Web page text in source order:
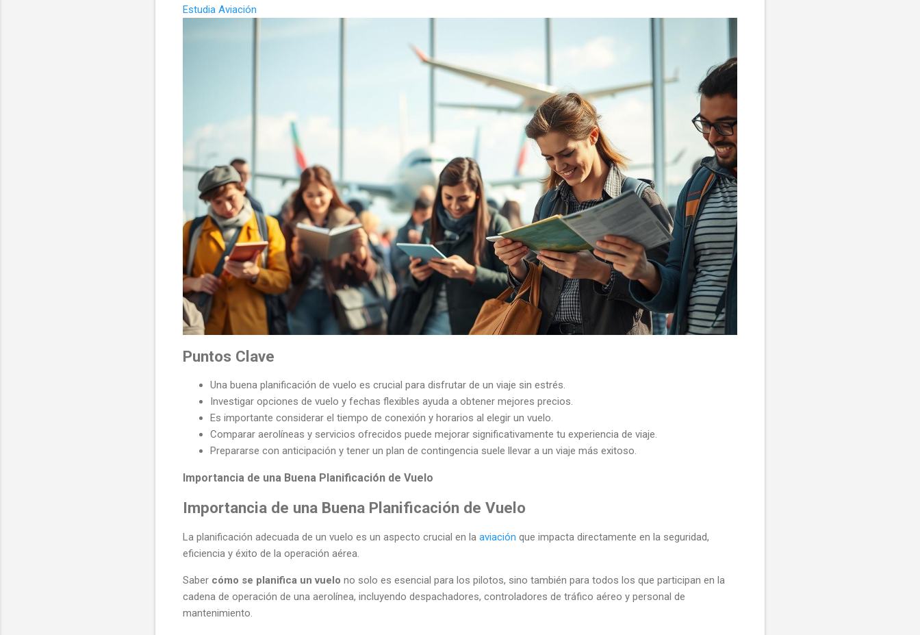
Estudia Aviación
Puntos Clave
Una buena planificación de vuelo es crucial para disfrutar de un viaje sin estrés.
Investigar opciones de vuelo y fechas flexibles ayuda a obtener mejores precios.
Es importante considerar el tiempo de conexión y horarios al elegir un vuelo.
Comparar aerolíneas y servicios ofrecidos puede mejorar significativamente tu experiencia de viaje.
Prepararse con anticipación y tener un plan de contingencia suele llevar a un viaje más exitoso.
Importancia de una Buena Planificación de Vuelo
Importancia de una Buena Planificación de Vuelo
La planificación adecuada de un vuelo es un aspecto crucial en la aviación que impacta directamente en la seguridad,
eficiencia y éxito de la operación aérea.
Saber cómo se planifica un vuelo no solo es esencial para los pilotos, sino también para todos los que participan en la
cadena de operación de una aerolínea, incluyendo despachadores, controladores de tráfico aéreo y personal de
mantenimiento.